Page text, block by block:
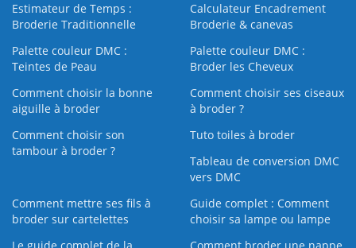
Estimateur de Temps :
Broderie Traditionnelle
Calculateur Encadrement
Broderie & canevas
Palette couleur DMC :
Teintes de Peau
Palette couleur DMC :
Broder les Cheveux
Comment choisir la bonne
aiguille à broder
Comment choisir ses ciseaux
à broder ?
Comment choisir son
tambour à broder ?
Tuto toiles à broder
Tableau de conversion DMC
vers DMC
Comment mettre ses fils à
broder sur cartelettes
Guide complet : Comment
choisir sa lampe ou lampe